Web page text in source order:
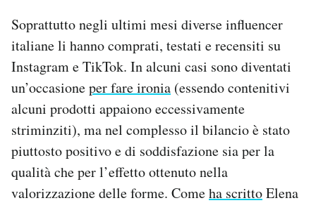
Soprattutto negli ultimi mesi diverse influencer
italiane li hanno comprati, testati e recensiti su
Instagram e TikTok. In alcuni casi sono diventati
un’occasioneper fare ironia (essendo contenitivi
alcuni prodotti appaiono eccessivamente
striminziti), ma nel complesso il bilancio è stato
piuttosto positivo e di soddisfazione sia per la
qualità che per l’effetto ottenuto nella
valorizzazione delle forme. Comeha scrittoElena